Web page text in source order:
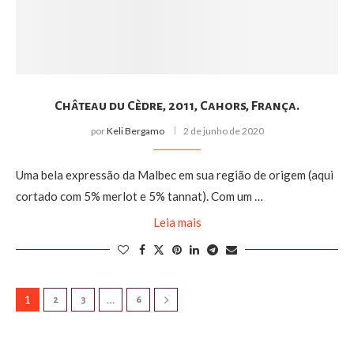
Château du Cèdre, 2011, Cahors, França.
porKeli Bergamo 2 de junho de 2020
Uma bela expressão da Malbec em sua região de origem (aqui
cortado com 5% merlot e 5% tannat). Com um …
Leia mais
1 2 3 … 6